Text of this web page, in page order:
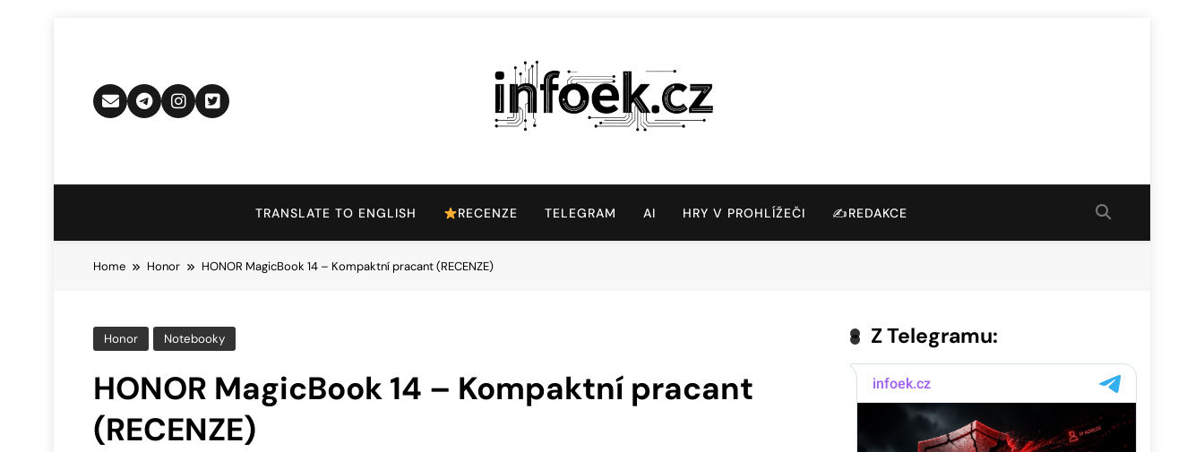
Infoek.cz
TRANSLATE TO ENGLISH RECENZE TELEGRAM AI HRY V PROHLÍŽEČI ✍️REDAKCE
Home Honor HONOR MagicBook 14 – Kompaktní pracant (RECENZE)
Honor Notebooky
HONOR MagicBook 14 – Kompaktní pracant
(RECENZE)
Z Telegramu: